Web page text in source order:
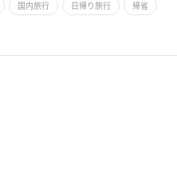
国内旅行 日帰り旅行 帰省